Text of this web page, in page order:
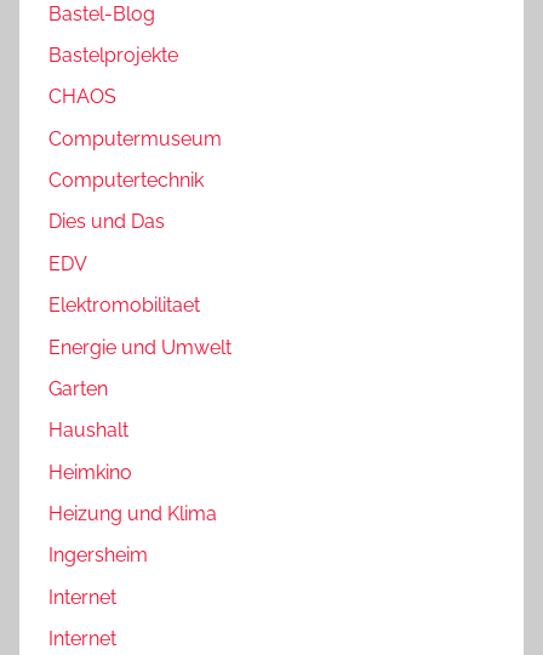
Bastel-Blog
Bastelprojekte
CHAOS
Computermuseum
Computertechnik
Dies und Das
EDV
Elektromobilitaet
Energie und Umwelt
Garten
Haushalt
Heimkino
Heizung und Klima
Ingersheim
Internet
Internet